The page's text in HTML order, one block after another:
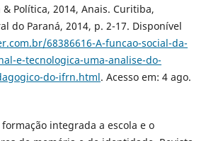
Política, 2014, Anais. Curitiba,
do Paraná, 2014, p. 2-17. Disponível
68386616-A-funcao-social-da-
e-tecnologica-uma-analise-do-
do-ifrn.html. Acesso em: 4 ago.
formação integrada a escola e o